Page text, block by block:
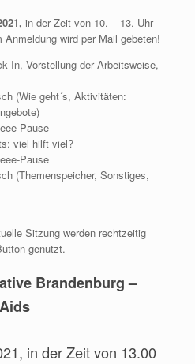
in der Zeit von 10. – 13. Uhr
wird per Mail gebeten!
In, Vorstellung der Arbeitsweise,
(Wie geht´s, Aktivitäten:
Pause
viel hilft viel?
Pause
(Themenspeicher, Sonstiges,
Sitzung werden rechtzeitig
genutzt.
Brandenburg –
in der Zeit von 13.00